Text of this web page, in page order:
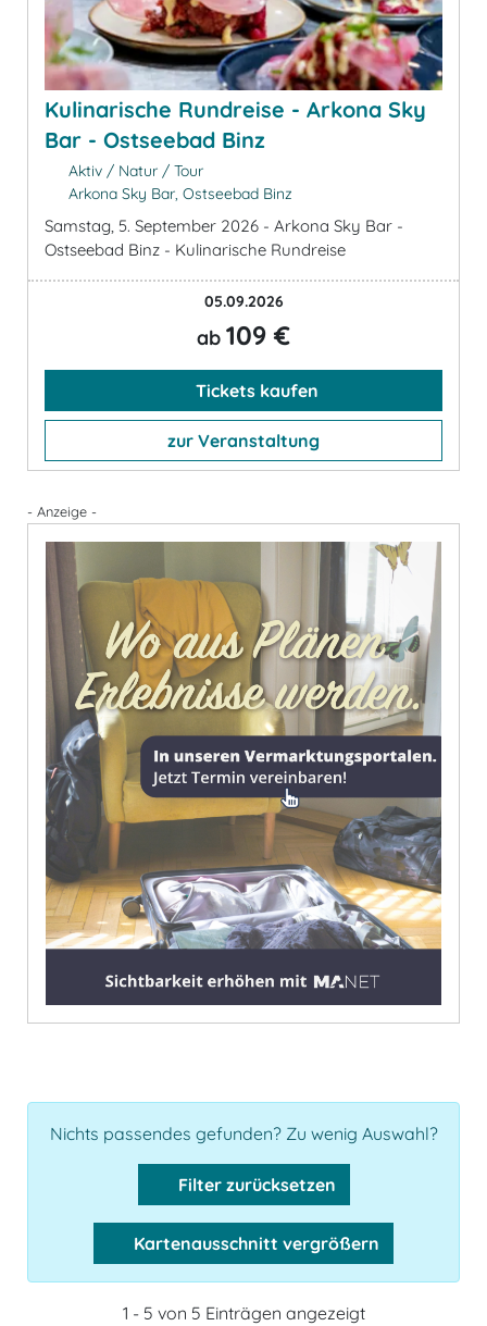
Kulinarische Rundreise - Arkona Sky
Bar - Ostseebad Binz
Aktiv / Natur / Tour
Arkona Sky Bar, Ostseebad Binz
Samstag, 5. September 2026 - Arkona Sky Bar -
Ostseebad Binz - Kulinarische Rundreise
05.09.2026
ab 109 €
Tickets kaufen
zur Veranstaltung
- Anzeige -
Nichts passendes gefunden? Zu wenig Auswahl?
Filter zurücksetzen
Kartenausschnitt vergrößern
1 - 5 von 5 Einträgen angezeigt